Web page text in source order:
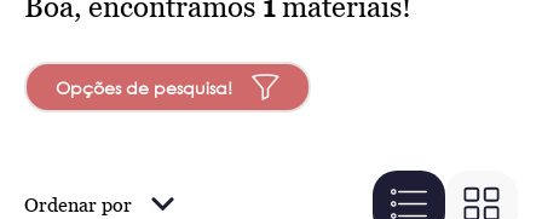
Opções de pesquisa!
Ordenar por